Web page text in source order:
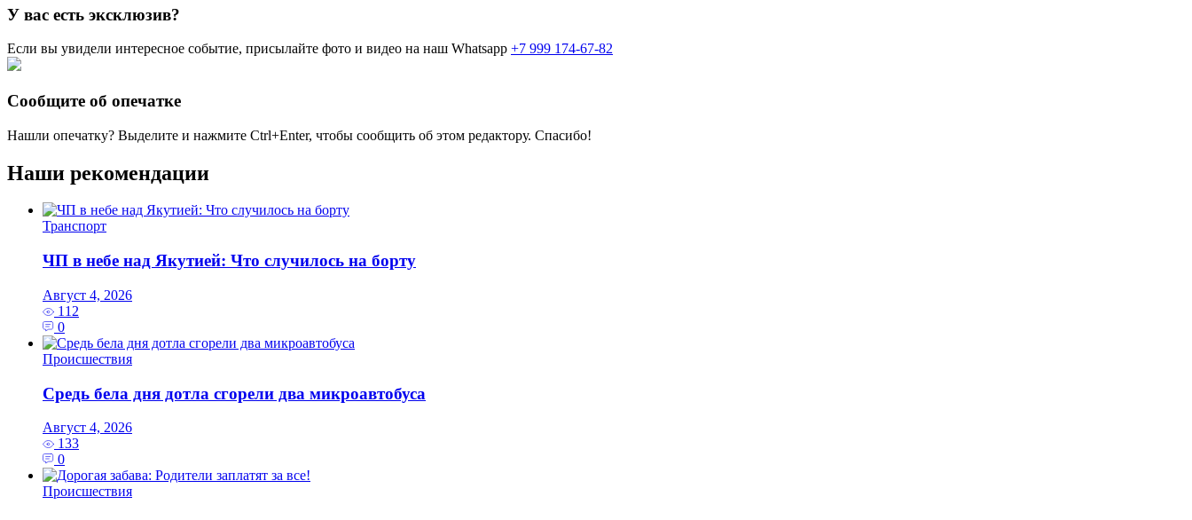
У вас есть эксклюзив?
Если вы увидели интересное событие, присылайте фото и видео на наш Whatsapp +7 999 174-67-82
Сообщите об опечатке
Нашли опечатку? Выделите и нажмите Ctrl+Enter, чтобы сообщить об этом редактору. Спасибо!
Наши рекомендации
Транспорт
ЧП в небе над Якутией: Что случилось на борту
Август 4, 2026
112
0
Происшествия
Средь бела дня дотла сгорели два микроавтобуса
Август 4, 2026
133
0
Происшествия